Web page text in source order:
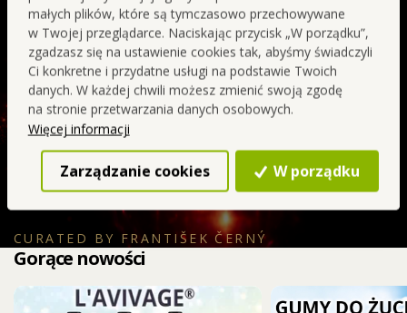
małych plików, które są tymczasowo przechowywane
w Twojej przeglądarce. Naciskając przycisk „W porządku”,
zgadzasz się na ustawienie cookies tak, abyśmy świadczyli
Ci konkretne i przydatne usługi na podstawie Twoich
danych. W każdej chwili możesz zmienić swoją zgodę
na stronie przetwarzania danych osobowych.
Więcej informacji
Zarządzanie cookies W porządku
CURATED BY FRANTIŠEK ČERNÝ
wiśnią tworzy promienny, czerwony owocowy akcent,
intensywny, uwodzicielski i elegancki.
SIGNATURE
jakość
Bez zbędnej
chemii
Kolejne objawienie
Gorące nowości